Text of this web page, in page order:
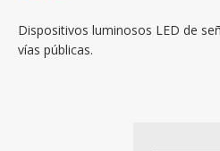
Dispositivos luminosos LED de
vías públicas.